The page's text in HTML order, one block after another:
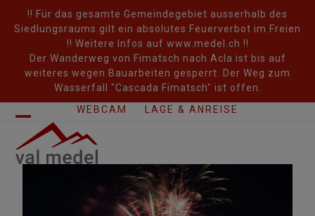
!! Für das gesamte Gemeindegebiet ausserhalb des
Siedlungsraums gilt ein absolutes Feuerverbot im Freien
!! Weitere Infos auf www.medel.ch !!
Der Wanderweg von Fimatsch nach Acla ist bis auf
weiteres wegen Bauarbeiten gesperrt. Der Weg zum
Wasserfall "Cascada Fimatsch" ist offen.
WEBCAM LAGE & ANREISE
Open
mobile
Close
mobile